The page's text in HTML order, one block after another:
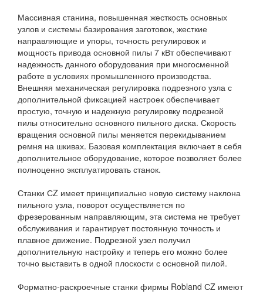
Массивная станина, повышенная жесткость основных
узлов и системы базирования заготовок, жесткие
направляющие и упоры, точность регулировок и
мощность привода основной пилы 7 кВт обеспечивают
надежность данного оборудования при многосменной
работе в условиях промышленного производства.
Внешняя механическая регулировка подрезного узла с
дополнительной фиксацией настроек обеспечивает
простую, точную и надежную регулировку подрезной
пилы относительно основного пильного диска. Скорость
вращения основной пилы меняется перекидыванием
ремня на шкивах. Базовая комплектация включает в себя
дополнительное оборудование, которое позволяет более
полноценно эксплуатировать станок.
Станки СZ имеет принципиально новую систему наклона
пильного узла, поворот осуществляется по
фрезерованным направляющим, эта система не требует
обслуживания и гарантирует постоянную точность и
плавное движение. Подрезной узел получил
дополнительную настройку и теперь его можно более
точно выставить в одной плоскости с основной пилой.
Форматно-раскроечные станки фирмы Robland СZ имеют